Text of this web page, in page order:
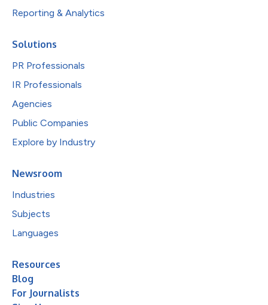
Reporting & Analytics
Solutions
PR Professionals
IR Professionals
Agencies
Public Companies
Explore by Industry
Newsroom
Industries
Subjects
Languages
Resources
Blog
For Journalists